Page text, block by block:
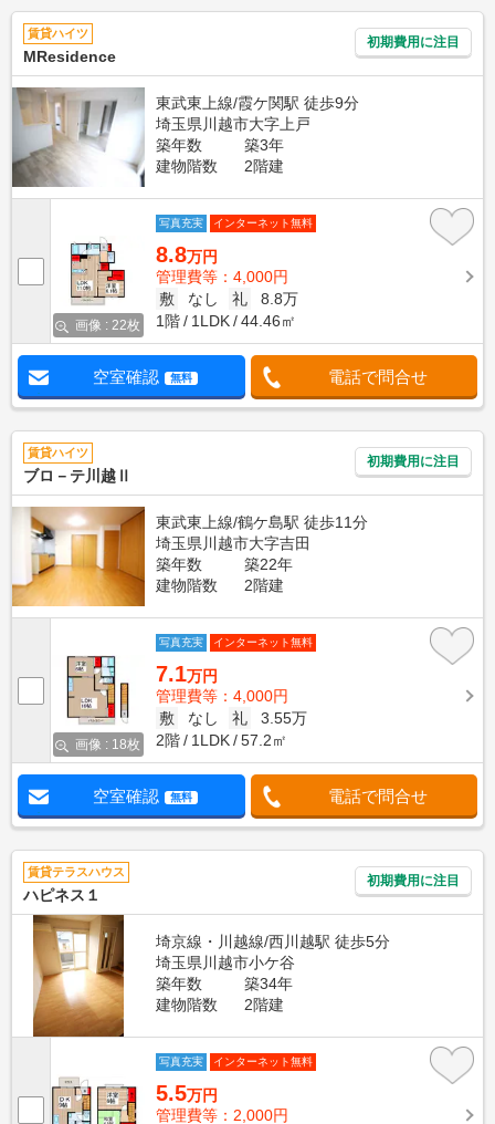
賃貸ハイツ
MResidence
初期費用に注目
東武東上線/霞ケ関駅 徒歩9分
埼玉県川越市大字上戸
築年数
築3年
建物階数
2階建
画像 : 22枚
写真充実 インターネット無料
8.8万円
管理費等：4,000円
敷
なし 礼
8.8万
1階
1LDK 44.46㎡
空室確認 無料 電話で問合せ
賃貸ハイツ
ブロ－テ川越Ⅱ
初期費用に注目
東武東上線/鶴ケ島駅 徒歩11分
埼玉県川越市大字吉田
築年数
築22年
建物階数
2階建
画像 : 18枚
写真充実 インターネット無料
7.1万円
管理費等：4,000円
敷
なし 礼
3.55万
2階
1LDK 57.2㎡
空室確認 無料 電話で問合せ
賃貸テラスハウス
ハピネス１
初期費用に注目
埼京線・川越線/西川越駅 徒歩5分
埼玉県川越市小ケ谷
築年数
築34年
建物階数
2階建
写真充実 インターネット無料
5.5万円
管理費等：2,000円